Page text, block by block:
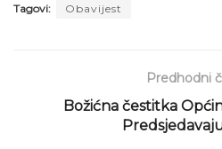
Tagovi: Obavijest
Predhodni
Božićna čestitka